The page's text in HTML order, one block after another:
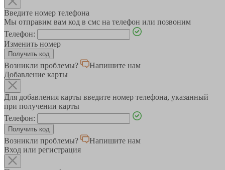
Введите номер телефона
Мы отправим вам код в смс на телефон или позвоним
Телефон:
Изменить номер
Возникли проблемы?
Напишите нам
Добавление карты
Для добавления карты введите номер телефона, указанный
при получении карты
Телефон:
Возникли проблемы?
Напишите нам
Вход или регистрация